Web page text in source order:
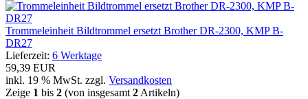
Trommeleinheit Bildtrommel ersetzt Brother DR-2300, KMP B-
DR27
Lieferzeit: 6 Werktage
59,39 EUR
inkl. 19 % MwSt. zzgl. Versandkosten
Zeige 1 bis 2 (von insgesamt 2 Artikeln)